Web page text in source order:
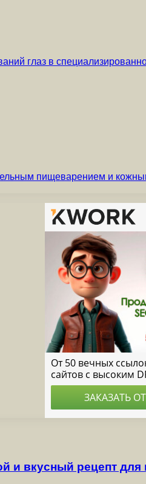
глаз в
пищеварением и
и вкусный рецепт для